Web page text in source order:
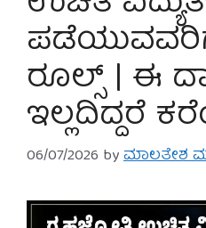
ರೂಲ್ಸ್ | ಈ
ಇಲ್ಲದಿದ್ದರೆ
06/07/2026 byಮಾಲತೇಶ